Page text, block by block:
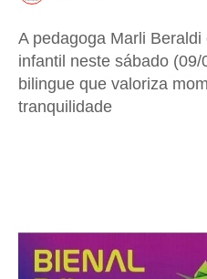
A pedagoga Marli
infantil neste sábado
bilingue que valoriza
tranquilidade